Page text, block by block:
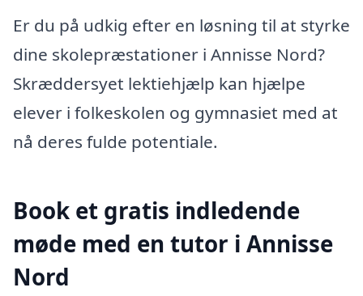
Er du på udkig efter en løsning til at styrke
dine skolepræstationer i Annisse Nord?
Skræddersyet lektiehjælp kan hjælpe
elever i folkeskolen og gymnasiet med at
nå deres fulde potentiale.
Book et gratis indledende
møde med en tutor i Annisse
Nord